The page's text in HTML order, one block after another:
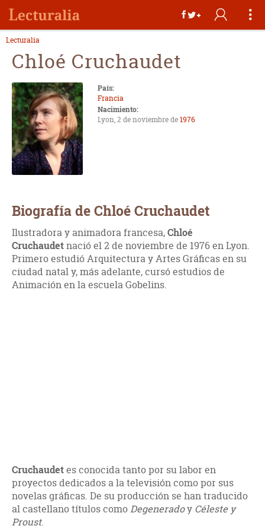
Lecturalia
Chloé Cruchaudet
País:
Francia
Nacimiento:
Lyon, 2 de noviembre de1976
Biografía de Chloé Cruchaudet
Ilustradora y animadora francesa,Chloé
Cruchaudetnació el 2 de noviembre de 1976 en Lyon.
Primero estudió Arquitectura y Artes Gráficas en su
ciudad natal y, más adelante, cursó estudios de
Animación en la escuela Gobelins.
Cruchaudetes conocida tanto por su labor en
proyectos dedicados a la televisión como por sus
novelas gráficas. De su producción se han traducido
al castellano títulos comoDegeneradoy Céleste y
Proust.